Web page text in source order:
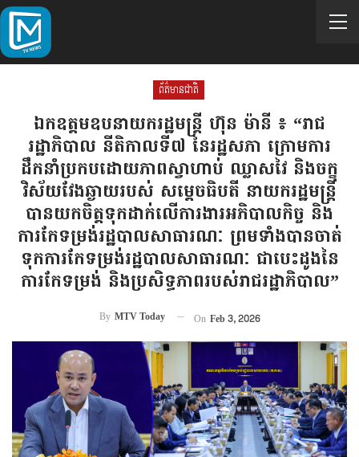
ព័ត៌មានជាតិ
ឯកឧត្តមឧបនាយករដ្ឋមន្ត្រី ហ៊ុន ម៉ានី ៖ “រាជ
រដ្ឋាភិបាល នីតិកាលទី៧ នៃរដ្ឋសភា ក្រោមការ
ដឹកនាំប្រកបដោយភាពស្វាហាប់ ឈ្លាសវៃ និងចក្ខុ
វិស័យវែងឆ្ងាយរបស់ សម្តេចធិបតី នាយករដ្ឋមន្ត្រី
បានយកចិត្តទុកដាក់លើការងារអភិបាលកិច្ច និង
ការកែទម្រង់រដ្ឋបាលសាធារណៈ ព្រមទាំងបានចាត់
ទុកការកែទម្រង់រដ្ឋបាលសាធារណៈ ជាបេះដូងនៃ
ការកែទម្រង់ និងប្រសិទ្ធភាពរបស់រាជរដ្ឋាភិបាល”
By MTV Today On Feb 3, 2026